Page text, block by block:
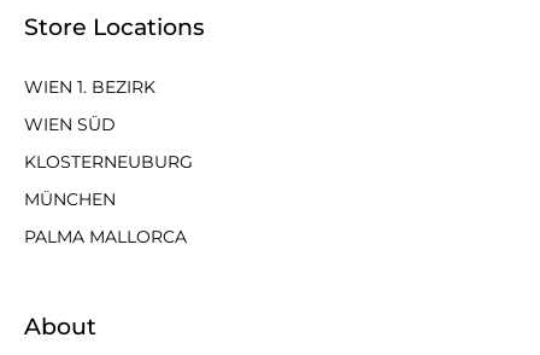
Store Locations
WIEN 1. BEZIRK
WIEN SÜD
KLOSTERNEUBURG
MÜNCHEN
PALMA MALLORCA
About